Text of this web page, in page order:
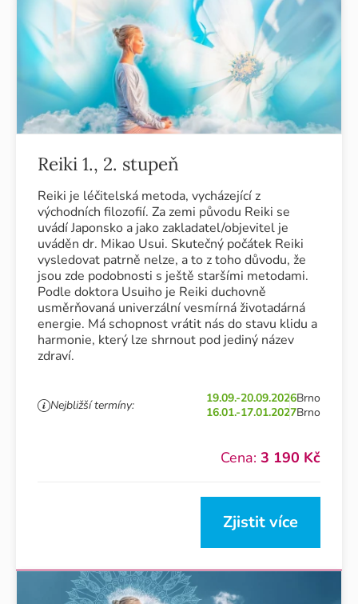
Reiki 1., 2. stupeň
Reiki je léčitelská metoda, vycházející z
východních filozofií. Za zemi původu Reiki se
uvádí Japonsko a jako zakladatel/objevitel je
uváděn dr. Mikao Usui. Skutečný počátek Reiki
vysledovat patrně nelze, a to z toho důvodu, že
jsou zde podobnosti s ještě staršími metodami.
Podle doktora Usuiho je Reiki duchovně
usměrňovaná univerzální vesmírná životadárná
energie. Má schopnost vrátit nás do stavu klidu a
harmonie, který lze shrnout pod jediný název
zdraví.
Nejbližší termíny: 19.09.-20.09.2026Brno
16.01.-17.01.2027Brno
Cena: 3 190 Kč
Zjistit více